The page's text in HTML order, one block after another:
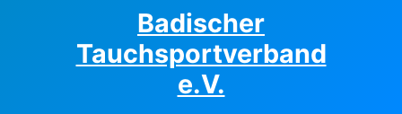
Badischer
Tauchsportverband
e.V.